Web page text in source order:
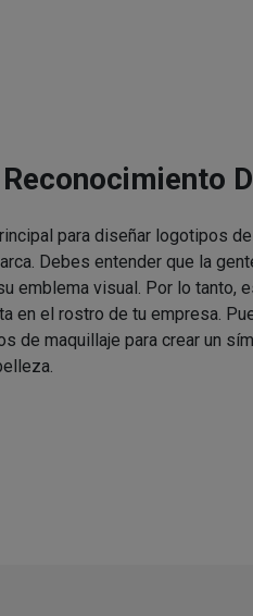
para diseñar logotipos
Debes entender que la
emblema visual. Por lo tanto,
en el rostro de tu empresa.
de maquillaje para crear un